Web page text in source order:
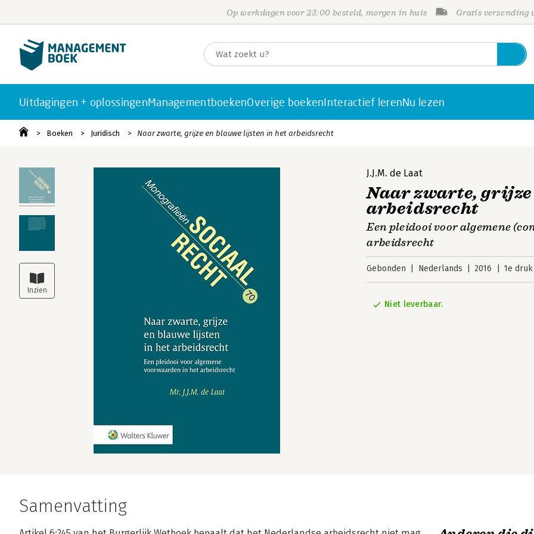
Op werkdagen voor 23:00 besteld, morgen in huis Gratis verzending
Uitdagingen + oplossingenManagementboekenOverige boekenInteractief lerenNu lezen
Boeken Juridisch Naar zwarte, grijze en blauwe lijsten in het arbeidsrecht
J.J.M. de Laat
Naar zwarte,
arbeidsrecht
Een pleidooi voor algemene
arbeidsrecht
Gebonden Nederlands 2016 1e druk
Niet leverbaar.
Samenvatting